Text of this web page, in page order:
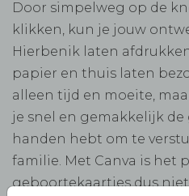
Door simpelweg op de
klikken, kun je jouw
Hierbenik laten
papier en thuis laten
alleen tijd en moeite,
je snel en gemakkelijk
handen hebt om te
familie. Met Canva is het
geboortekaartjes dus